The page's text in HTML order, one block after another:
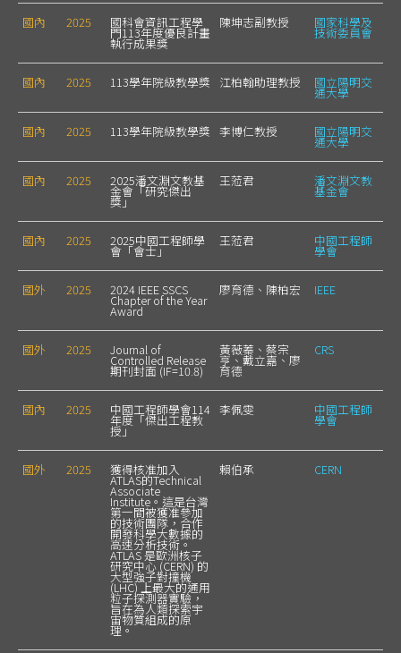
國內 2025 國科會資訊工程學
門113年度優良計畫
執行成果獎
陳坤志副教授 國家科學及
技術委員會
國內 2025 113學年院級教學獎 江柏翰助理教授 國立陽明交
通大學
國內 2025 113學年院級教學獎 李博仁教授 國立陽明交
通大學
國內 2025 2025潘文淵文教基
金會「研究傑出
獎」
王蒞君 潘文淵文教
基金會
國內 2025 2025中國工程師學
會「會士」
王蒞君 中國工程師
學會
國外 2025 2024 IEEE SSCS
Chapter of the Year
Award
廖育德、陳柏宏 IEEE
國外 2025 Journal of
Controlled Release
期刊封面 (IF=10.8)
黃薇蓁、蔡宗
亨、戴立嘉、廖
育德
CRS
國內 2025 中國工程師學會114
年度「傑出工程教
授」
李佩雯 中國工程師
學會
國外 2025 獲得核准加入
ATLAS的Technical
Associate
Institute。這是台灣
第一間被獲准參加
的技術團隊，合作
開發科學大數據的
高速分析技術。
ATLAS 是歐洲核子
研究中心 (CERN) 的
大型強子對撞機
(LHC) 上最大的通用
粒子探測器實驗，
旨在為人類探索宇
宙物質組成的原
理。
賴伯承 CERN